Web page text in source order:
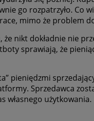
go rozpatrzyło. Co
mimo że problem
nikt dokładnie nie
sprawiają, że
pieniędzmi
Sprzedawca
własnego użytkowania.